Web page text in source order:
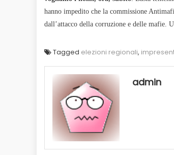
hanno impedito che la commissione
dall’attacco della corruzione e delle mafie.
Tagged elezioni regionali,
admin